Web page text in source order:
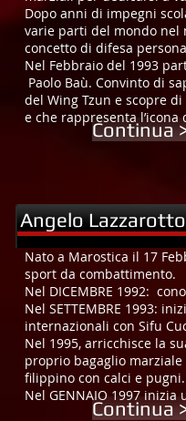
Dopo anni di impegni
varie parti del mondo nel
concetto di difesa
Nel Febbraio del 1993
Paolo Baù. Convinto di
del Wing Tzun e scopre
e che rappresenta l’icona
Continua
Angelo Lazzarotto
Nato a Marostica il 17
sport da combattimento.
Nel DICEMBRE 1992:
Nel SETTEMBRE 1993:
internazionali con Sifu
Nel 1995, arricchisce la
proprio bagaglio marziale
filippino con calci e pugni.
Nel GENNAIO 1997
Continua